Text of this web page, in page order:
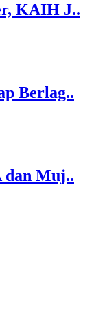
KAIH J..
Berlag..
dan Muj..